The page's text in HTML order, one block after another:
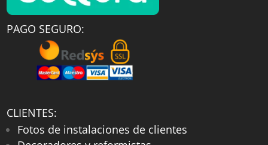
PAGO SEGURO:
CLIENTES:
Fotos de instalaciones de clientes